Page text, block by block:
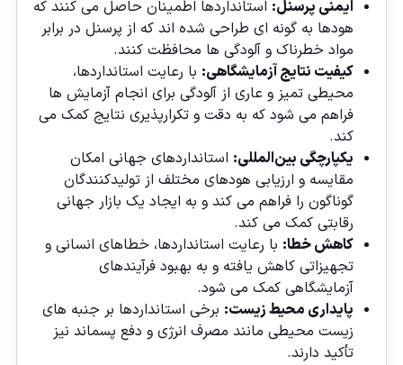
ایمنی پرسنل: استانداردها اطمینان حاصل می‌ کنند که
هودها به گونه‌ ای طراحی شده‌ اند که از پرسنل در برابر
مواد خطرناک و آلودگی‌ ها محافظت کنند.
کیفیت نتایج آزمایشگاهی: با رعایت استانداردها،
محیطی تمیز و عاری از آلودگی برای انجام آزمایش‌ ها
فراهم می‌ شود که به دقت و تکرارپذیری نتایج کمک می‌
کند.
یکپارچگی بین‌المللی: استانداردهای جهانی امکان
مقایسه و ارزیابی هودهای مختلف از تولیدکنندگان
گوناگون را فراهم می‌ کند و به ایجاد یک بازار جهانی
رقابتی کمک می‌ کند.
کاهش خطا: با رعایت استانداردها، خطاهای انسانی و
تجهیزاتی کاهش یافته و به بهبود فرآیندهای
آزمایشگاهی کمک می‌ شود.
پایداری محیط زیست: برخی استانداردها بر جنبه‌ های
زیست محیطی مانند مصرف انرژی و دفع پسماند نیز
تأکید دارند.